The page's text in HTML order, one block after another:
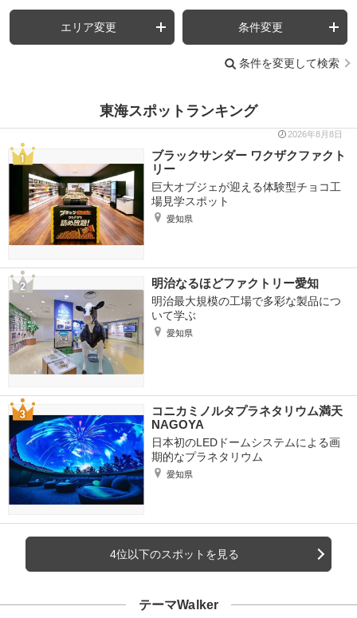
エリア変更 条件変更
条件を変更して検索
東海スポットランキング
2026年8月8日
ブラックサンダー ワクザクファクト
リー
巨大オブジェが迎える体験型チョコ工
場見学スポット
愛知県
明治なるほどファクトリー愛知
明治最大規模の工場で多彩な製品につ
いて学ぶ
愛知県
コニカミノルタプラネタリウム満天
NAGOYA
日本初のLEDドームシステムによる画
期的なプラネタリウム
愛知県
4位以下のスポットを見る
テーマWalker